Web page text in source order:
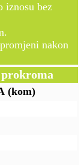
iznosu bez
nakon
(kom)